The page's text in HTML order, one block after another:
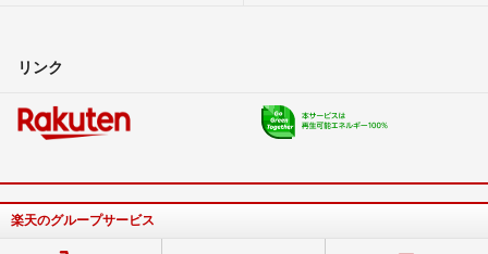
リンク
楽天のグループサービス